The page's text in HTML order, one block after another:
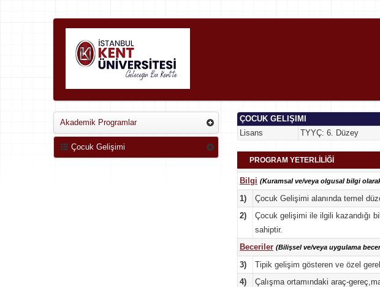
Akademik Programlar
Çocuk Gelişimi
ÇOCUK GELIŞIMI
Lisans
TYYÇ: 6. Düzey
PROGRAM YETERLİLİĞİ
Bilgi (Kuramsal ve/veya olgusal bilgi olarak
1)
Çocuk Gelişimi alanında temel
2)
Çocuk gelişimi ile ilgili kazandığı
sahiptir.
Beceriler (Bilişsel ve/veya uygulama
3)
Tipik gelişim gösteren ve özel
4)
Çalışma ortamındaki araç-